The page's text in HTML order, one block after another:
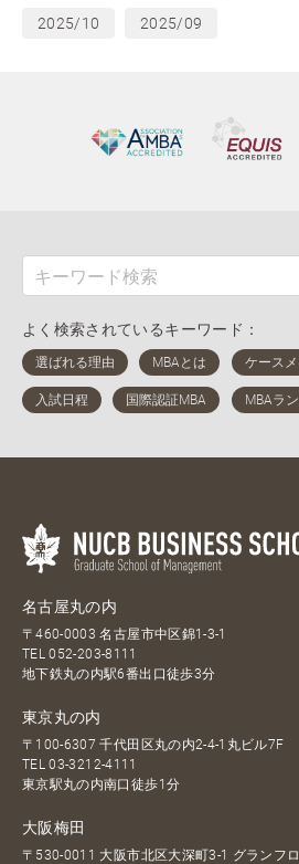
2025/10 2025/09
よく検索されているキーワード：
名古屋丸の内
〒460-0003 名古屋市中区錦1-3-1
TEL052-203-8111
地下鉄丸の内駅6番出口徒歩3分
東京丸の内
〒100-6307 千代田区丸の内2-4-1丸ビル7F
TEL03-3212-4111
東京駅丸の内南口徒歩1分
大阪梅田
〒530-0011 大阪市北区大深町3-1 グランフ